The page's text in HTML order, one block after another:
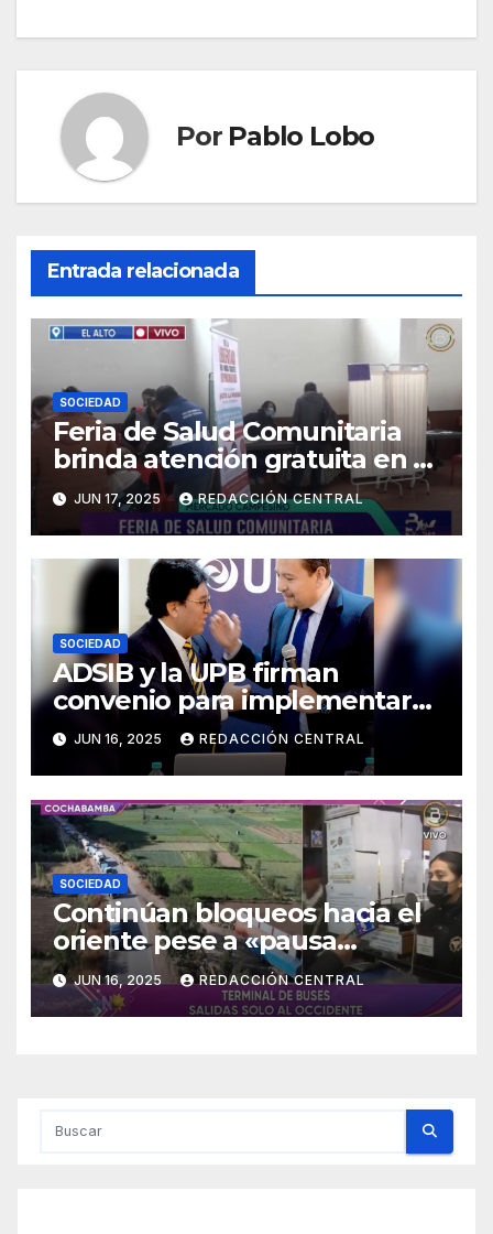
Por Pablo Lobo
Entrada relacionada
SOCIEDAD
Feria de Salud Comunitaria
brinda atención gratuita en El
Alto
JUN 17, 2025 REDACCIÓN CENTRAL
SOCIEDAD
ADSIB y la UPB firman
convenio para implementar
certificados digitales
JUN 16, 2025 REDACCIÓN CENTRAL
SOCIEDAD
Continúan bloqueos hacia el
oriente pese a «pausa
humanitaria»
JUN 16, 2025 REDACCIÓN CENTRAL